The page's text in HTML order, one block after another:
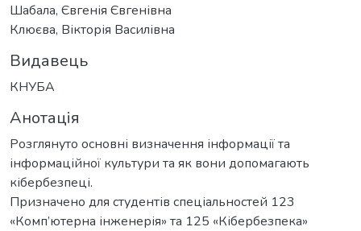
Шабала, Євгенія Євгенівна
Клюєва, Вікторія Василівна
Видавець
КНУБА
Анотація
Розглянуто основні визначення інформації та
інформаційної культури та як вони допомагають
кібербезпеці.
Призначено для студентів спеціальностей 123
«Комп’ютерна інженерія» та 125 «Кібербезпека»